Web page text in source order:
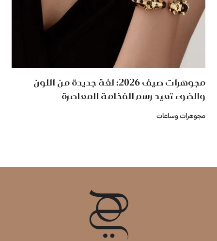
مجوهرات صيف 2026: لغة جديدة من اللون
والضوء تعيد رسم الفخامة المعاصرة
مجوهرات وساعات